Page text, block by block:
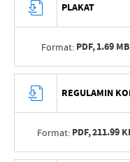
PLAKAT
Format: PDF,1.69 MB
REGULAMIN
Format: PDF,211.99